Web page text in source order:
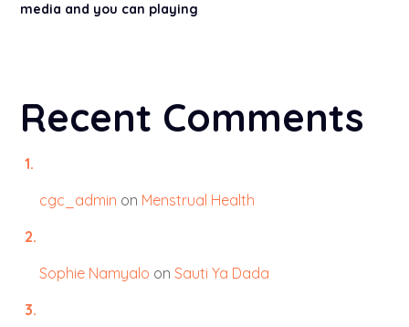
media and you can playing
Recent Comments
cgc_admin on Menstrual Health
Sophie Namyalo onSauti Ya Dada